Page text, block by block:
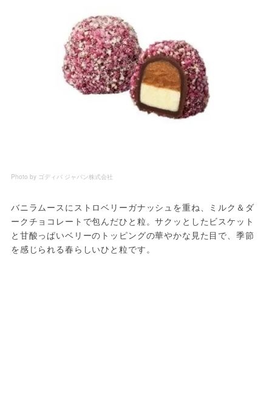
Photo by ゴディバ ジャパン株式会社
バニラムースにストロベリーガナッシュを重ね、ミルク＆ダ
ークチョコレートで包んだひと粒。サクッとしたビスケット
と甘酸っぱいベリーのトッピングの華やかな見た目で、季節
を感じられる春らしいひと粒です。